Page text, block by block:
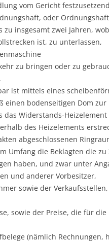
vom Gericht
oder
insgesamt zwei Jahren,
ist, zu unterlassen,
zu bringen oder zu
ist mittels eines
einen bodenseitigen Dom zur
das Widerstands-Heizelement
des Heizelements
abgeschlossenen
Umfang die Beklagten die zu
haben, und zwar unter
und anderer Vorbesitzer,
sowie der
sowie der Preise, die für
(nämlich Rechnungen,